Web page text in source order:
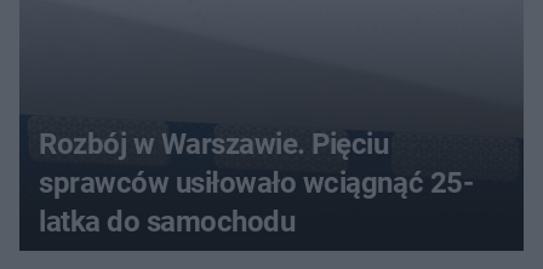
Rozbój w Warszawie. Pięciu
sprawców usiłowało wciągnąć 25-
latka do samochodu